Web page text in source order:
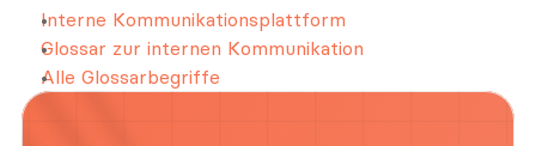
Interne Kommunikationsplattform
Glossar zur internen Kommunikation
Alle Glossarbegriffe